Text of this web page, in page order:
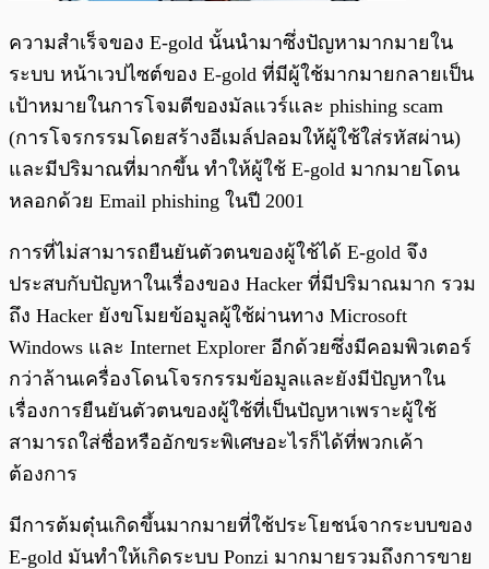
ความสำเร็จของ E-gold นั้นนำมาซึ่งปัญหามากมายใน
ระบบ หน้าเวปไซต์ของ E-gold ที่มีผู้ใช้มากมายกลายเป็น
เป้าหมายในการโจมตีของมัลแวร์และ phishing scam
(การโจรกรรมโดยสร้างอีเมล์ปลอมให้ผู้ใช้ใส่รหัสผ่าน)
และมีปริมาณที่มากขึ้น ทำให้ผู้ใช้ E-gold มากมายโดน
หลอกด้วย Email phishing ในปี 2001
การที่ไม่สามารถยืนยันตัวตนของผู้ใช้ได้ E-gold จึง
ประสบกับปัญหาในเรื่องของ Hacker ที่มีปริมาณมาก รวม
ถึง Hacker ยังขโมยข้อมูลผู้ใช้ผ่านทาง Microsoft
Windows และ Internet Explorer อีกด้วยซึ่งมีคอมพิวเตอร์
กว่าล้านเครื่องโดนโจรกรรมข้อมูลและยังมีปัญหาใน
เรื่องการยืนยันตัวตนของผู้ใช้ที่เป็นปัญหาเพราะผู้ใช้
สามารถใส่ชื่อหรืออักขระพิเศษอะไรก็ได้ที่พวกเค้า
ต้องการ
มีการต้มตุ๋นเกิดขึ้นมากมายที่ใช้ประโยชน์จากระบบของ
E-gold มันทำให้เกิดระบบ Ponzi มากมายรวมถึงการขาย